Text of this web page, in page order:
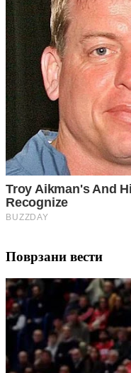
Поврзани вести